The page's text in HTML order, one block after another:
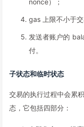
nonce）；
gas 上限不小于
发送者账户的
付。
子状态和临时状态
交易的执行过程中会累
态，它包括四部分：